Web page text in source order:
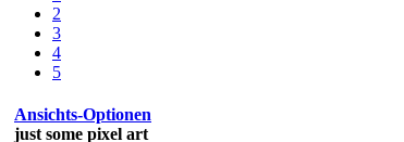
2
3
4
5
Ansichts-Optionen
just some pixel art